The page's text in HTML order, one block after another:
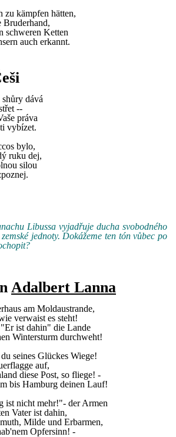
zu kämpfen hätten,
Bruderhand,
schweren Ketten
auch erkannt.
dává
--
práva
vybízet.
bylo,
ruku dej,
silou
Libussa vyjadřuje ducha svobodného
jednoty. Dokážeme ten tón vůbec po
Adalbert Lanna
am Moldaustrande,
verwaist es steht!
ist dahin" die Lande
Wintersturm durchweht!
seines Glückes Wiege!
auf,
diese Post, so fliege! -
bis Hamburg deinen Lauf!
ist nicht mehr!"- der Armen
Vater ist dahin,
Milde und Erbarmen,
Opfersinn! -